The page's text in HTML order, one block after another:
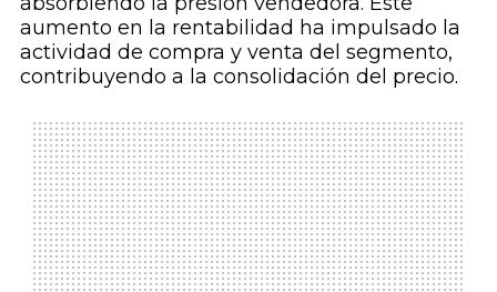
aumento en la rentabilidad ha impulsado la
actividad de compra y venta del segmento,
contribuyendo a la consolidación del precio.